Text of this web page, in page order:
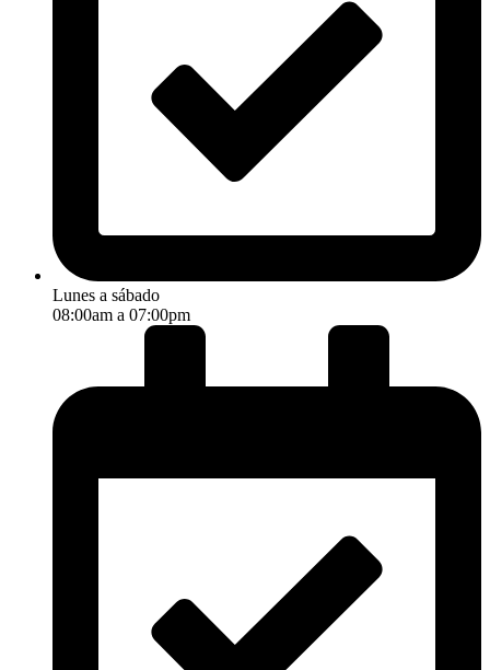
Lunes a sábado
08:00am a 07:00pm